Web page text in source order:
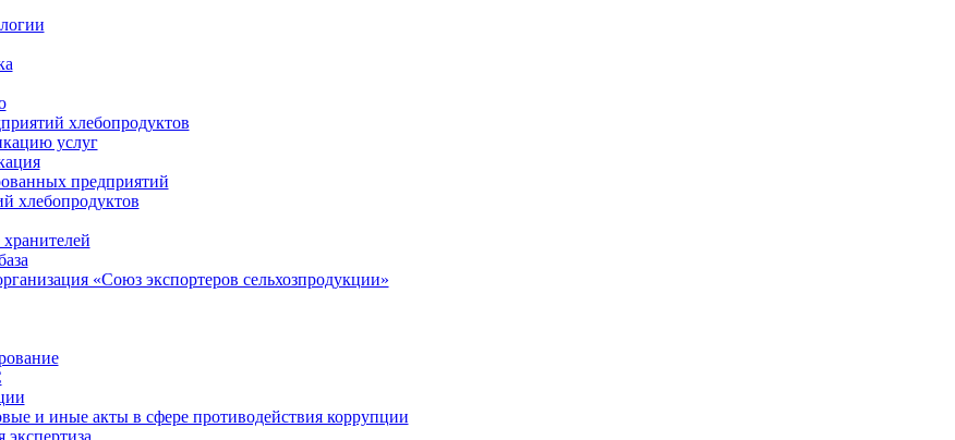
хлебопродуктов
услуг
предприятий
хлебопродуктов
«Союз экспортеров сельхозпродукции»
и иные акты в сфере противодействия коррупции